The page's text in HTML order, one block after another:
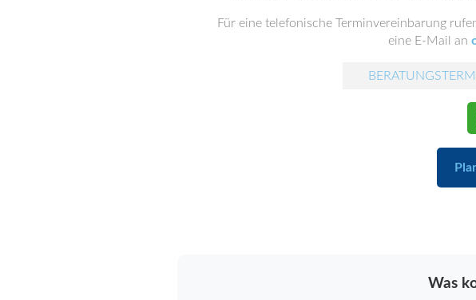
Für eine telefonische Terminvereinbarung
eine E-Mail an
Was